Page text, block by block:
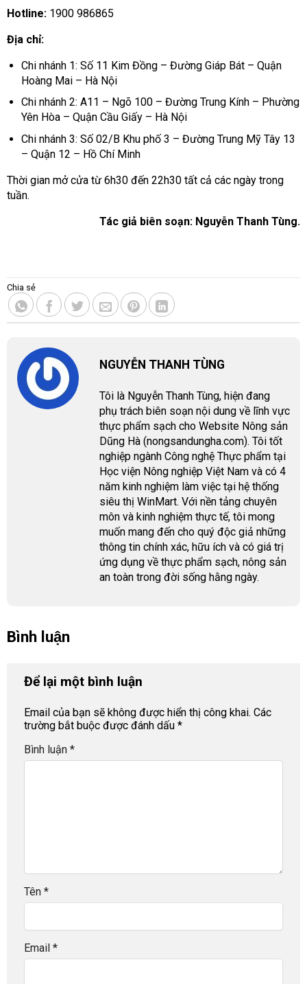
Hotline: 1900 986865
Địa chỉ:
Chi nhánh 1: Số 11 Kim Đồng – Đường Giáp Bát – Quận
Hoàng Mai – Hà Nội
Chi nhánh 2: A11 – Ngõ 100 – Đường Trung Kính – Phường
Yên Hòa – Quận Cầu Giấy – Hà Nội
Chi nhánh 3: Số 02/B Khu phố 3 – Đường Trung Mỹ Tây 13
– Quận 12 – Hồ Chí Minh
Thời gian mở cửa từ 6h30 đến 22h30 tất cả các ngày trong
tuần.
Tác giả biên soạn: Nguyễn Thanh Tùng.
Chia sẻ
NGUYỄN THANH TÙNG
Tôi là Nguyễn Thanh Tùng, hiện đang
phụ trách biên soạn nội dung về lĩnh vực
thực phẩm sạch cho Website Nông sản
Dũng Hà (nongsandungha.com). Tôi tốt
nghiệp ngành Công nghệ Thực phẩm tại
Học viện Nông nghiệp Việt Nam và có 4
năm kinh nghiệm làm việc tại hệ thống
siêu thị WinMart. Với nền tảng chuyên
môn và kinh nghiệm thực tế, tôi mong
muốn mang đến cho quý độc giả những
thông tin chính xác, hữu ích và có giá trị
ứng dụng về thực phẩm sạch, nông sản
an toàn trong đời sống hằng ngày.
Bình luận
Để lại một bình luận
Email của bạn sẽ không được hiển thị công khai. Các
trường bắt buộc được đánh dấu *
Bình luận *
Tên *
Email *